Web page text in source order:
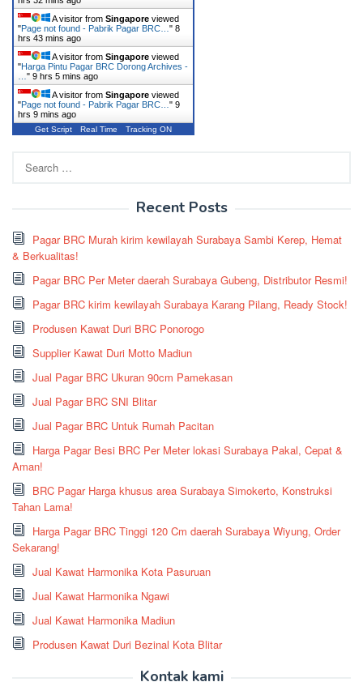
A visitor from Singapore viewed
"Page not found - Pabrik Pagar BRC… " 8
hrs 43 mins ago
A visitor from Singapore viewed
"Harga Pintu Pagar BRC Dorong Archives -
" 9 hrs 5 mins ago
A visitor from Singapore viewed
"Page not found - Pabrik Pagar BRC… " 9
hrs 9 mins ago
Get Script Real Time Tracking ON
for:
Recent Posts
Pagar BRC Murah kirim kewilayah Surabaya Sambi Kerep, Hemat
& Berkualitas!
Pagar BRC Per Meter daerah Surabaya Gubeng, Distributor Resmi!
Pagar BRC kirim kewilayah Surabaya Karang Pilang, Ready Stock!
Produsen Kawat Duri BRC Ponorogo
Supplier Kawat Duri Motto Madiun
Jual Pagar BRC Ukuran 90cm Pamekasan
Jual Pagar BRC SNI Blitar
Jual Pagar BRC Untuk Rumah Pacitan
Harga Pagar Besi BRC Per Meter lokasi Surabaya Pakal, Cepat &
Aman!
BRC Pagar Harga khusus area Surabaya Simokerto, Konstruksi
Tahan Lama!
Harga Pagar BRC Tinggi 120 Cm daerah Surabaya Wiyung, Order
Sekarang!
Jual Kawat Harmonika Kota Pasuruan
Jual Kawat Harmonika Ngawi
Jual Kawat Harmonika Madiun
Produsen Kawat Duri Bezinal Kota Blitar
Kontak kami